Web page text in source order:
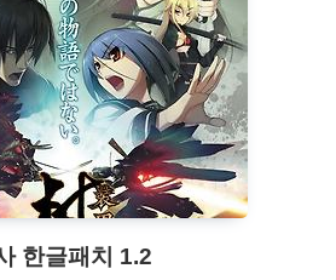
한글패치 1.2